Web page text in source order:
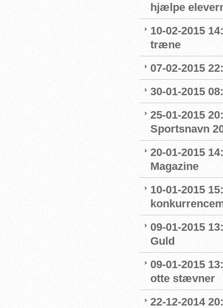
hjælpe
10-02-2015
træne
07-02-2015
30-01-2015
25-01-2015
Sportsnavn
20-01-2015
Magazine
10-01-2015
09-01-2015
Guld
09-01-2015
otte stævner
22-12-2014